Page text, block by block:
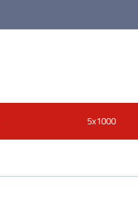
5x1000